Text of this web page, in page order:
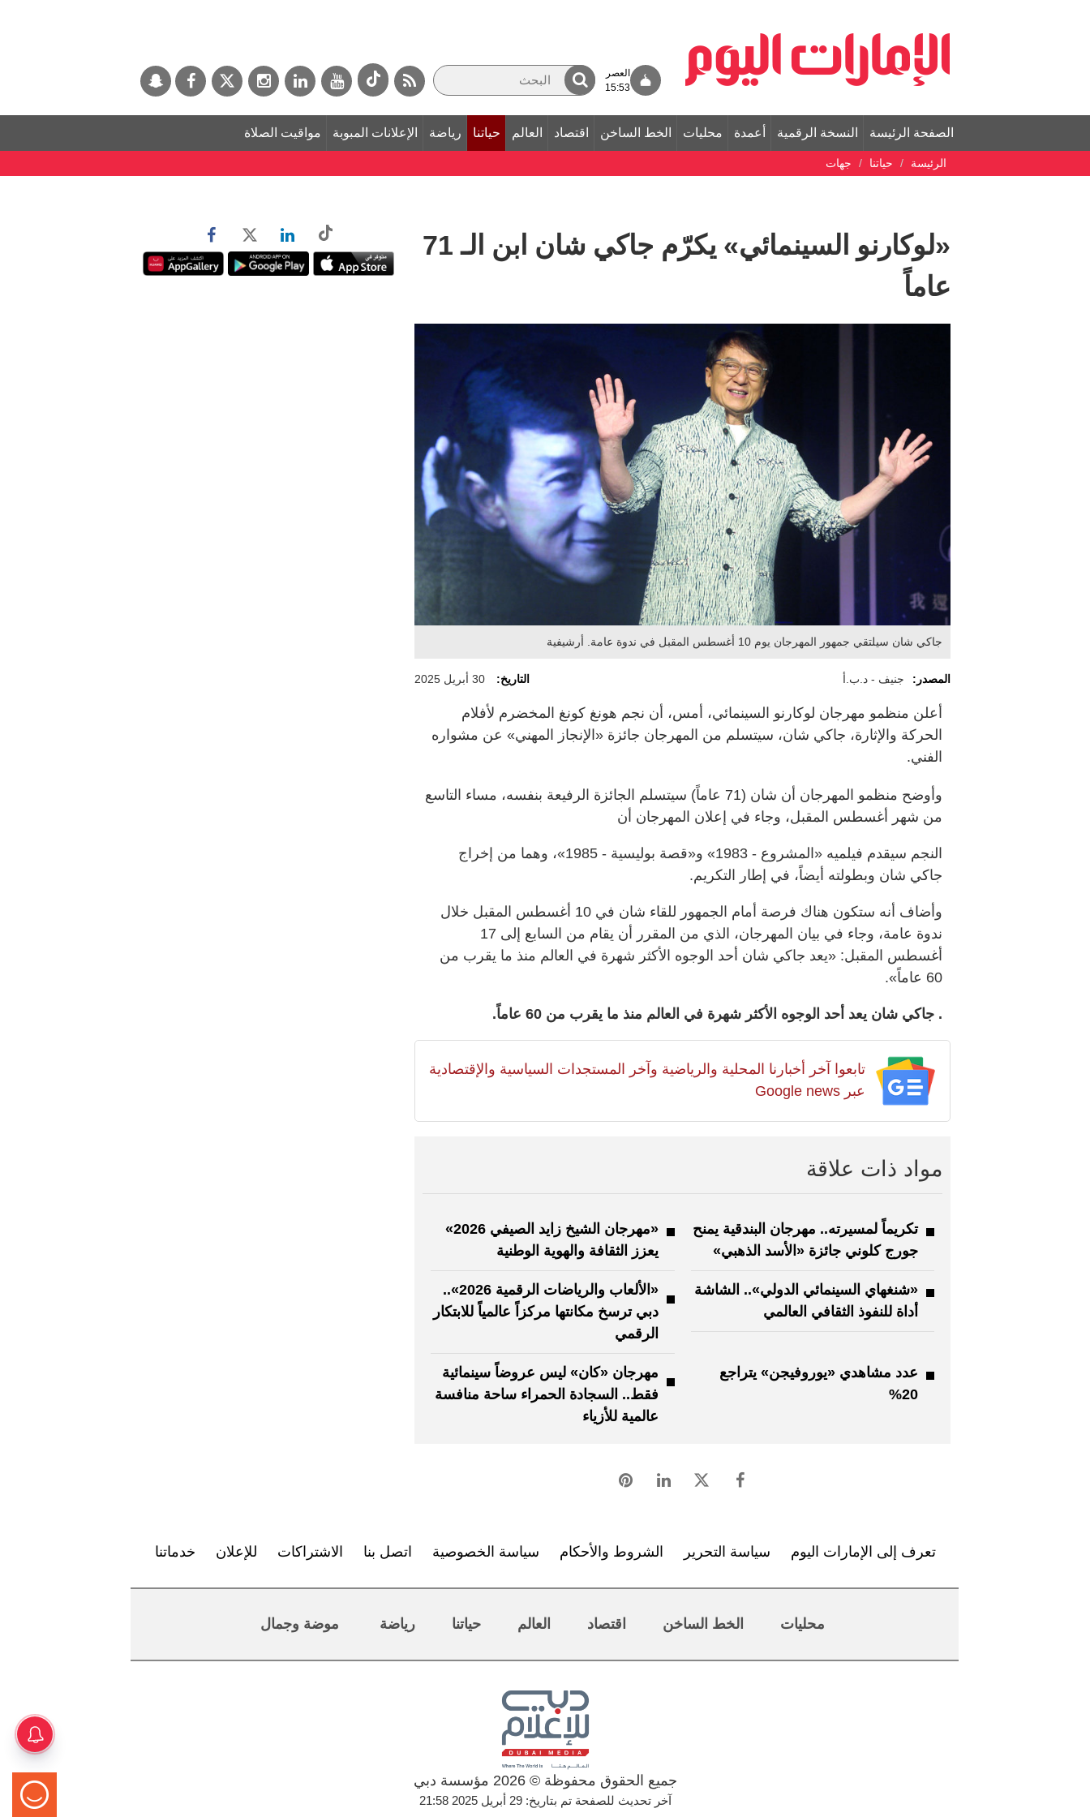
العصر
15:53
الصفحة الرئيسة النسخة الرقمية أعمدة محليات الخط الساخن اقتصاد العالم حياتنا رياضة الإعلانات المبوبة مواقيت الصلاة
الرئيسة حياتنا جهات
«لوكارنو السينمائي» يكرّم جاكي شان ابن الـ 71
عاماً
جاكي شان سيلتقي جمهور المهرجان يوم 10 أغسطس المقبل في ندوة عامة. أرشيفية
المصدر: جنيف - د.ب.أ التاريخ: 30 أبريل 2025
أعلن منظمو مهرجان لوكارنو السينمائي، أمس، أن نجم هونغ كونغ المخضرم لأفلام
الحركة والإثارة، جاكي شان، سيتسلم من المهرجان جائزة «الإنجاز المهني» عن مشواره
الفني.
وأوضح منظمو المهرجان أن شان (71 عاماً) سيتسلم الجائزة الرفيعة بنفسه، مساء التاسع
من شهر أغسطس المقبل، وجاء في إعلان المهرجان أن
النجم سيقدم فيلميه «المشروع - 1983» و«قصة بوليسية - 1985»، وهما من إخراج
جاكي شان وبطولته أيضاً، في إطار التكريم.
وأضاف أنه ستكون هناك فرصة أمام الجمهور للقاء شان في 10 أغسطس المقبل خلال
ندوة عامة، وجاء في بيان المهرجان، الذي من المقرر أن يقام من السابع إلى 17
أغسطس المقبل: «يعد جاكي شان أحد الوجوه الأكثر شهرة في العالم منذ ما يقرب من
60 عاماً».
. جاكي شان يعد أحد الوجوه الأكثر شهرة في العالم منذ ما يقرب من 60 عاماً.
تابعوا آخر أخبارنا المحلية والرياضية وآخر المستجدات السياسية والإقتصادية
عبر Google news
مواد ذات علاقة
تكريماً لمسيرته.. مهرجان البندقية يمنح
جورج كلوني جائزة «الأسد الذهبي»
«مهرجان الشيخ زايد الصيفي 2026»
يعزز الثقافة والهوية الوطنية
«شنغهاي السينمائي الدولي».. الشاشة
أداة للنفوذ الثقافي العالمي
«الألعاب والرياضات الرقمية 2026»..
دبي ترسخ مكانتها مركزاً عالمياً للابتكار
الرقمي
عدد مشاهدي «يوروفيجن» يتراجع
20%
مهرجان «كان» ليس عروضاً سينمائية
فقط.. السجادة الحمراء ساحة منافسة
عالمية للأزياء
تعرف إلى الإمارات اليوم سياسة التحرير الشروط والأحكام سياسة الخصوصية اتصل بنا الاشتراكات للإعلان خدماتنا
محليات الخط الساخن اقتصاد العالم حياتنا رياضة موضة وجمال
جميع الحقوق محفوظة © 2026 مؤسسة دبي
آخر تحديث للصفحة تم بتاريخ: 29 أبريل 2025 21:58